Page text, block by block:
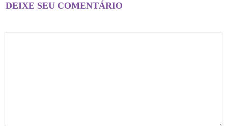
DEIXE SEU COMENTÁRIO